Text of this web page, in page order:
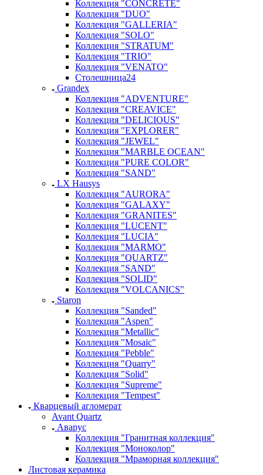
Коллекция "CONCRETE"
Коллекция "DUO"
Коллекция "GALLERIA"
Коллекция "SOLO"
Коллекция "STRATUM"
Коллекция "TRIO"
Коллекция "VENATO"
Столешница24
Grandex
Коллекция "ADVENTURE"
Коллекция "CREAVICE"
Коллекция "DELICIOUS"
Коллекция "EXPLORER"
Коллекция "JEWEL"
Коллекция "MARBLE OCEAN"
Коллекция "PURE COLOR"
Коллекция "SAND"
LX Hausys
Коллекция "AURORA"
Коллекция "GALAXY"
Коллекция "GRANITES"
Коллекция "LUCENT"
Коллекция "LUCIA"
Коллекция "MARMO"
Коллекция "QUARTZ"
Коллекция "SAND"
Коллекция "SOLID"
Коллекция "VOLCANICS"
Staron
Коллекция "Sanded"
Коллекция "Aspen"
Коллекция "Metallic"
Коллекция "Mosaic"
Коллекция "Pebble"
Коллекция "Quarry"
Коллекция "Solid"
Коллекция "Supreme"
Коллекция "Tempest"
Кварцевый агломерат
Avant Quartz
Аварус
Коллекция "Гранитная коллекция"
Коллекция "Моноколор"
Коллекция "Мраморная коллекция"
Листовая керамика